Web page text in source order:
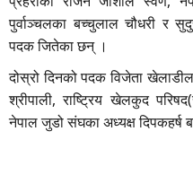
पुर्वाञ्चलका बच्चुलाल चौधरी र
पदक जितेका छन् ।
दोस्रो दिनको पदक विजेता
श्रीपाली, राष्ट्रिय खेलकुद
नेपाल जुडो संघका अध्यक्ष दिपकहर्ष